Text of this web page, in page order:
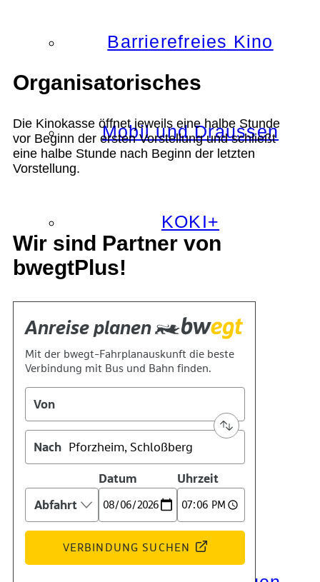
Barrierefreies Kino
Mobil und Draussen
KOKI+
Das Team
Organisatorisches
Die Kinokasse öffnet jeweils eine halbe Stunde
vor Beginn der ersten Vorstellung und schließt
eine halbe Stunde nach Beginn der letzten
Vorstellung.
Wir sind Partner von
bwegtPlus!